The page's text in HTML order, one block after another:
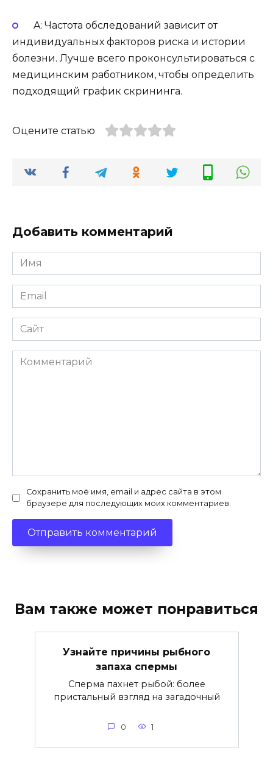
A: Частота обследований зависит от
индивидуальных факторов риска и истории
болезни. Лучше всего проконсультироваться с
медицинским работником, чтобы определить
подходящий график скрининга.
Оцените статью
Добавить комментарий
Имя
*
Email
*
Сайт
Комментарий
Сохранить моё имя, email и адрес сайта в этом
браузере для последующих моих комментариев.
Вам также может понравиться
Узнайте причины рыбного
запаха спермы
Сперма пахнет рыбой: более
пристальный взгляд на загадочный
0 1